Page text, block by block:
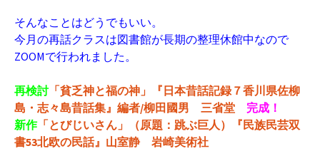
そんなことはどうでもいい。
今月の再話クラスは図書館が長期の整理休館中なので
ZOOMで行われました。
再検討「貧乏神と福の神」『日本昔話記録７香川県佐柳
島・志々島昔話集』編者/柳田國男 三省堂 完成！
新作「とびじいさん」（原題：跳ぶ巨人）『民族民芸双
書53北欧の民話』山室静 岩崎美術社